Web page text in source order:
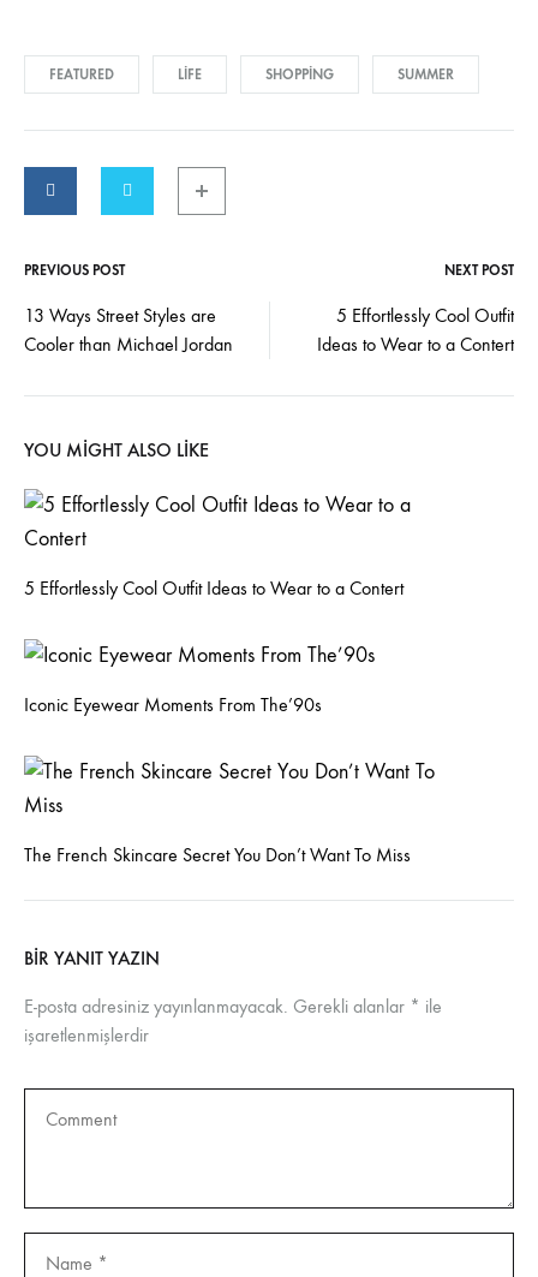
FEATURED LIFE SHOPPING SUMMER
Post
PREVIOUS POST NEXT POST
13 Ways Street Styles are
Cooler than Michael Jordan
5 Effortlessly Cool Outfit
Ideas to Wear to a Contert
YOU MIGHT ALSO LIKE
5 Effortlessly Cool Outfit Ideas to Wear to a Contert
Iconic Eyewear Moments From The’90s
The French Skincare Secret You Don’t Want To Miss
BIR YANIT YAZIN
E-posta adresiniz yayınlanmayacak. Gerekli alanlar * ile
işaretlenmişlerdir